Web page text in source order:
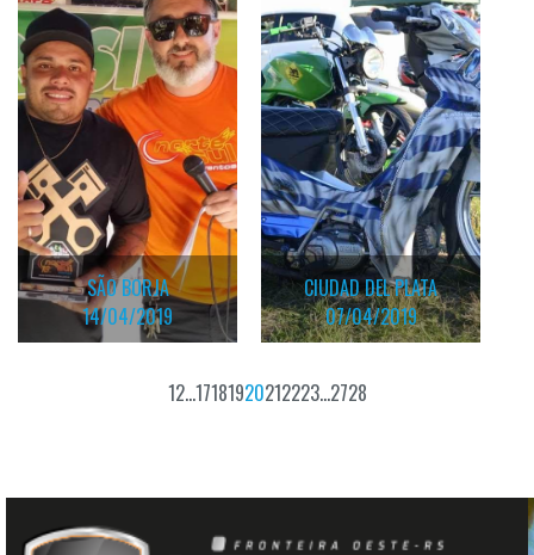
SÃO BORJA
14/04/2019
CIUDAD DEL PLATA
07/04/2019
12...17181920212223...2728